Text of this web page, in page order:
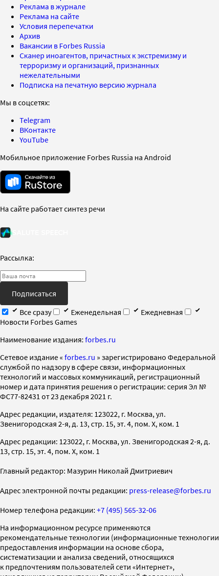
Реклама в журнале
Реклама на сайте
Условия перепечатки
Архив
Вакансии в Forbes Russia
Сканер иноагентов, причастных к экстремизму и
терроризму и организаций, признанных
нежелательными
Подписка на печатную версию журнала
Мы в соцсетях:
Telegram
ВКонтакте
YouTube
Мобильное приложение Forbes Russia на Android
На сайте работает синтез речи
Рассылка:
Подписаться
Все сразу
Еженедельная
Ежедневная
Новости Forbes Games
Наименование издания: forbes.ru
Cетевое издание « forbes.ru » зарегистрировано Федеральной
службой по надзору в сфере связи, информационных
технологий и массовых коммуникаций, регистрационный
номер и дата принятия решения о регистрации: серия Эл №
ФС77-82431 от 23 декабря 2021 г.
Адрес редакции, издателя: 123022, г. Москва, ул.
Звенигородская 2-я, д. 13, стр. 15, эт. 4, пом. X, ком. 1
Адрес редакции: 123022, г. Москва, ул. Звенигородская 2-я, д.
13, стр. 15, эт. 4, пом. X, ком. 1
Главный редактор: Мазурин Николай Дмитриевич
Адрес электронной почты редакции: press-release@forbes.ru
Номер телефона редакции: +7 (495) 565-32-06
На информационном ресурсе применяются
рекомендательные технологии (информационные технологии
предоставления информации на основе сбора,
систематизации и анализа сведений, относящихся
к предпочтениям пользователей сети «Интернет»,